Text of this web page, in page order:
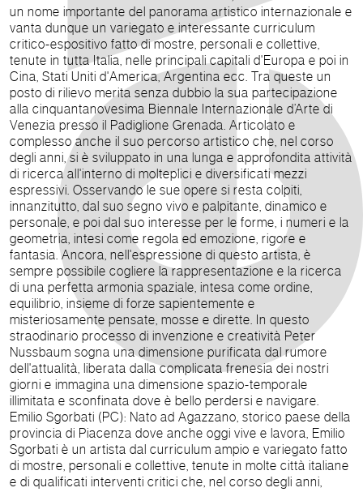
un nome importante del panorama artistico internazionale e
vanta dunque un variegato e interessante curriculum
critico-espositivo fatto di mostre, personali e collettive,
tenute in tutta Italia, nelle principali capitali d'Europa e poi in
Cina, Stati Uniti d'America, Argentina ecc. Tra queste un
posto di rilievo merita senza dubbio la sua partecipazione
alla cinquantanovesima Biennale Internazionale d’Arte di
Venezia presso il Padiglione Grenada. Articolato e
complesso anche il suo percorso artistico che, nel corso
degli anni, si è sviluppato in una lunga e approfondita attività
di ricerca all'interno di molteplici e diversificati mezzi
espressivi. Osservando le sue opere si resta colpiti,
innanzitutto, dal suo segno vivo e palpitante, dinamico e
personale, e poi dal suo interesse per le forme, i numeri e la
geometria, intesi come regola ed emozione, rigore e
fantasia. Ancora, nell'espressione di questo artista, è
sempre possibile cogliere la rappresentazione e la ricerca
di una perfetta armonia spaziale, intesa come ordine,
equilibrio, insieme di forze sapientemente e
misteriosamente pensate, mosse e dirette. In questo
straodinario processo di invenzione e creatività Peter
Nussbaum sogna una dimensione purificata dal rumore
dell'attualità, liberata dalla complicata frenesia dei nostri
giorni e immagina una dimensione spazio-temporale
illimitata e sconfinata dove è bello perdersi e navigare.
Emilio Sgorbati (PC): Nato ad Agazzano, storico paese della
provincia di Piacenza dove anche oggi vive e lavora, Emilio
Sgorbati è un artista dal curriculum ampio e variegato fatto
di mostre, personali e collettive, tenute in molte città italiane
e di qualificati interventi critici che, nel corso degli anni,